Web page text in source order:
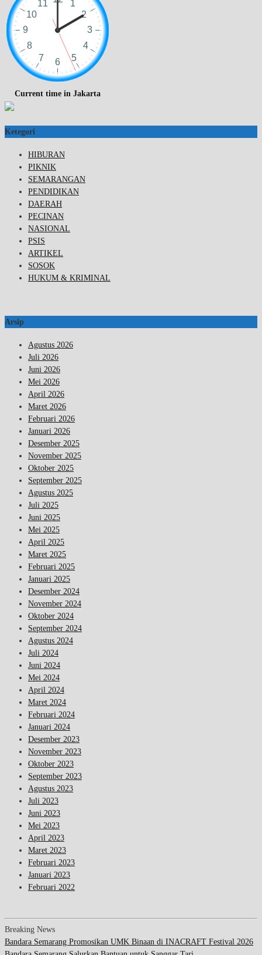
Current time in Jakarta
Ketegori
HIBURAN
PIKNIK
SEMARANGAN
PENDIDIKAN
DAERAH
PECINAN
NASIONAL
PSIS
ARTIKEL
SOSOK
HUKUM & KRIMINAL
Arsip
Agustus 2026
Juli 2026
Juni 2026
Mei 2026
April 2026
Maret 2026
Februari 2026
Januari 2026
Desember 2025
November 2025
Oktober 2025
September 2025
Agustus 2025
Juli 2025
Juni 2025
Mei 2025
April 2025
Maret 2025
Februari 2025
Januari 2025
Desember 2024
November 2024
Oktober 2024
September 2024
Agustus 2024
Juli 2024
Juni 2024
Mei 2024
April 2024
Maret 2024
Februari 2024
Januari 2024
Desember 2023
November 2023
Oktober 2023
September 2023
Agustus 2023
Juli 2023
Juni 2023
Mei 2023
April 2023
Maret 2023
Februari 2023
Januari 2023
Februari 2022
Breaking News
Bandara Semarang Promosikan UMK Binaan di INACRAFT Festival 2026